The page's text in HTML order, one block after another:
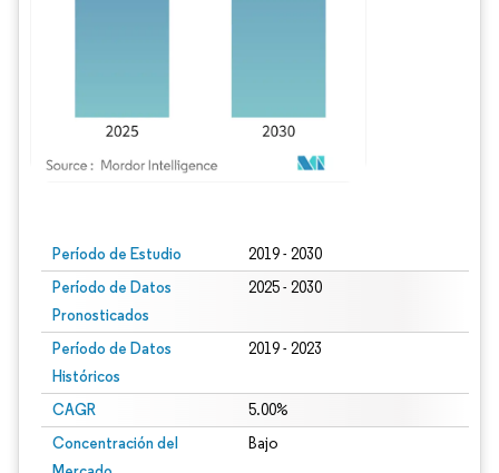
Período de Estudio 2019 - 2030
Período de Datos
Pronosticados
2025 - 2030
Período de Datos
Históricos
2019 - 2023
CAGR 5.00%
Concentración del
Bajo